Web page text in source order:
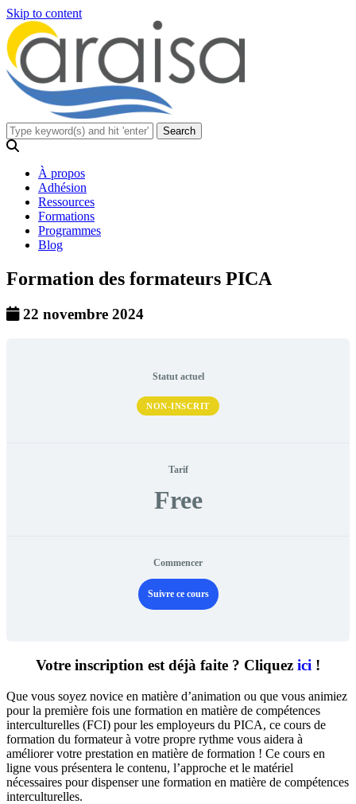
Skip to content
À propos
Adhésion
Ressources
Formations
Programmes
Blog
Formation des formateurs PICA
22 novembre 2024
Statut actuel
NON-INSCRIT
Tarif
Free
Commencer
Suivre ce cours
Votre inscription est déjà faite ? Cliquez ici !
Que vous soyez novice en matière d’animation ou que vous animiez
pour la première fois une formation en matière de compétences
interculturelles (FCI) pour les employeurs du PICA, ce cours de
formation du formateur à votre propre rythme vous aidera à
améliorer votre prestation en matière de formation ! Ce cours en
ligne vous présentera le contenu, l’approche et le matériel
nécessaires pour dispenser une formation en matière de compétences
interculturelles.